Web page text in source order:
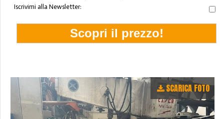
Iscrivimi alla Newsletter:
SCARICA FOTO